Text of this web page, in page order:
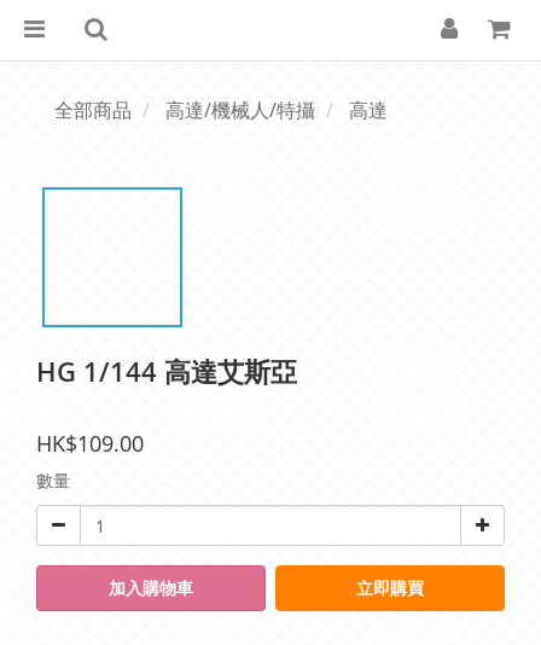
全部商品 高達/機械人/特攝 高達
HG 1/144 高達艾斯亞
HK$109.00
數量
加入購物車 立即購買